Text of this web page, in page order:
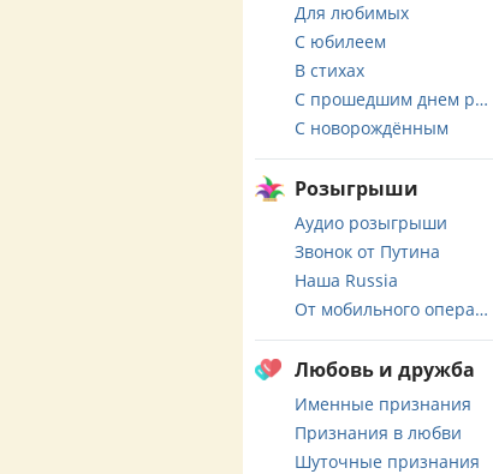
Для любимых
С юбилеем
В стихах
С прошедшим днем рождения
С новорождённым
Розыгрыши
Аудио розыгрыши
Звонок от Путина
Наша Russia
От мобильного оператора
Любовь и дружба
Именные признания
Признания в любви
Шуточные признания